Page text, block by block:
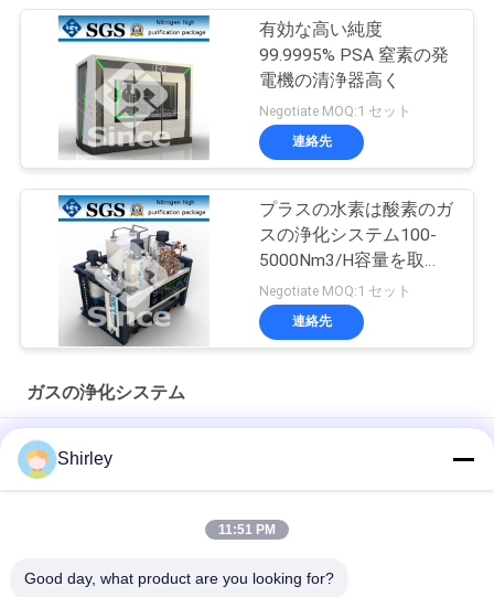
有効な高い純度
99.9995% PSA 窒素の発
電機の清浄器高く
Negotiate MOQ:1 セット
連絡先
プラスの水素は酸素のガ
スの浄化システム100-
5000Nm3/H容量を取除
く
Negotiate MOQ:1 セット
連絡先
ガスの浄化システム
99.9995% 純度窒素の発電機装置のガスのろ過システム
カーボン浄化システムと高い純度窒素 PSA の世代別システム/
熱処理のための液体アンモニアのクラッカーの単位のガスの浄
Shirley
11:51 PM
Good day, what product are you looking for?